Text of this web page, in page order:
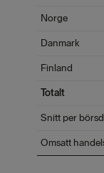
Norge
Danmark
Finland
Totalt
Snitt per
Omsatt